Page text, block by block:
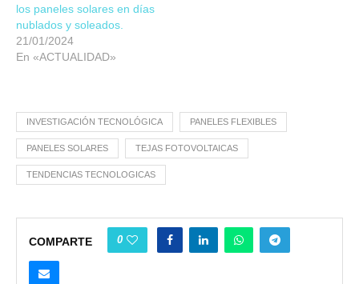
los paneles solares en días
nublados y soleados.
21/01/2024
En «ACTUALIDAD»
INVESTIGACIÓN TECNOLÓGICA PANELES FLEXIBLES
PANELES SOLARES TEJAS FOTOVOLTAICAS
TENDENCIAS TECNOLOGICAS
COMPARTE 0